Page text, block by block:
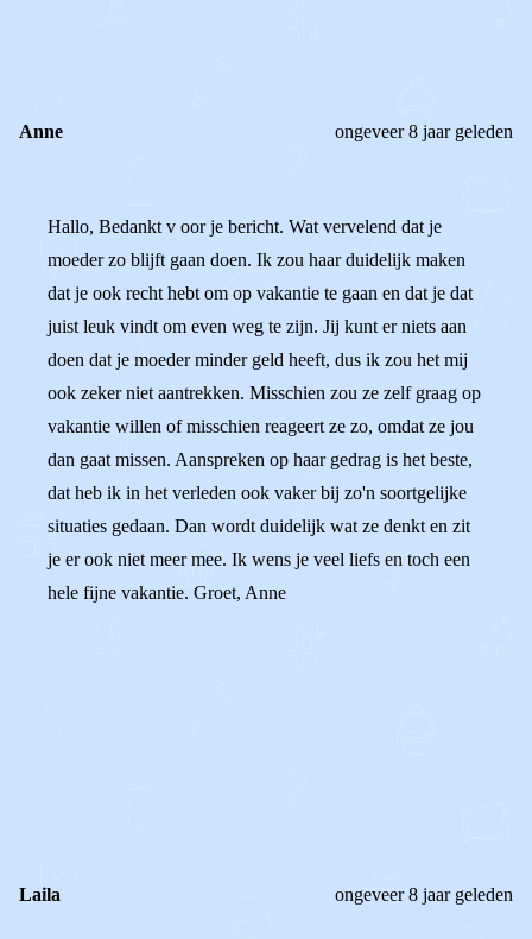
Anne ongeveer 8 jaar geleden
Hallo, Bedankt v oor je bericht. Wat vervelend dat je
moeder zo blijft gaan doen. Ik zou haar duidelijk maken
dat je ook recht hebt om op vakantie te gaan en dat je dat
juist leuk vindt om even weg te zijn. Jij kunt er niets aan
doen dat je moeder minder geld heeft, dus ik zou het mij
ook zeker niet aantrekken. Misschien zou ze zelf graag op
vakantie willen of misschien reageert ze zo, omdat ze jou
dan gaat missen. Aanspreken op haar gedrag is het beste,
dat heb ik in het verleden ook vaker bij zo'n soortgelijke
situaties gedaan. Dan wordt duidelijk wat ze denkt en zit
je er ook niet meer mee. Ik wens je veel liefs en toch een
hele fijne vakantie. Groet, Anne
Laila ongeveer 8 jaar geleden